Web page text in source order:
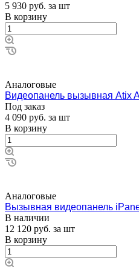
5 930 руб. за шт
В корзину
Аналоговые
Видеопанель вызывная Atix
Под заказ
4 090 руб. за шт
В корзину
Аналоговые
Вызывная видеопанель
В наличии
12 120 руб. за шт
В корзину